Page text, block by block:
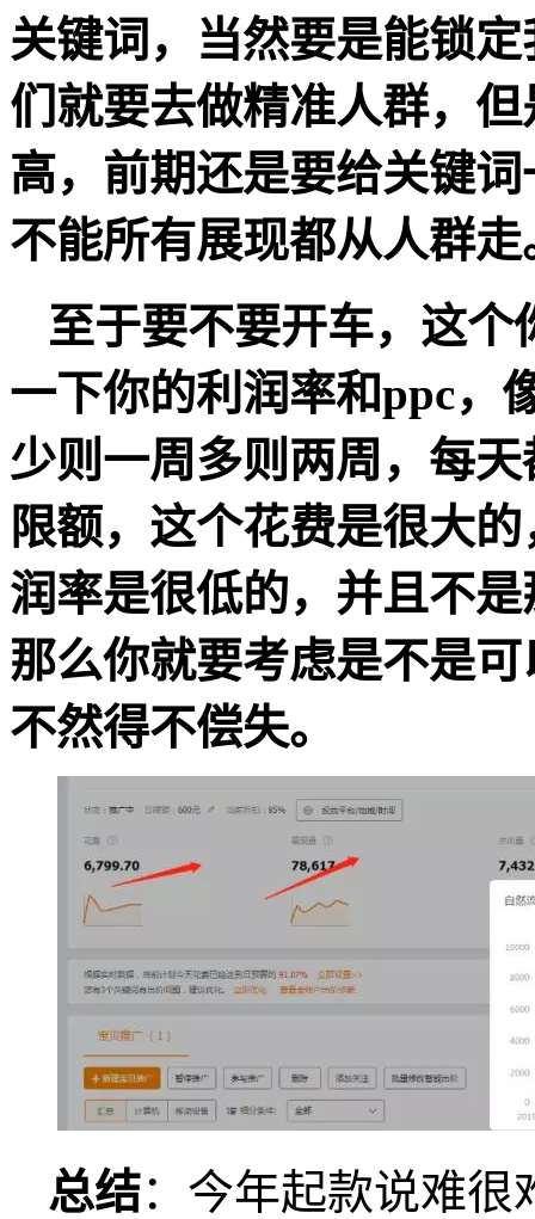
关键词，当然要是能锁
们就要去做精准人群，
高，前期还是要给关键
不能所有展现都从人群走
至于要不要开车，这个
一下你的利润率和ppc，
少则一周多则两周，每
限额，这个花费是很大
润率是很低的，并且不
那么你就要考虑是不是
不然得不偿失。
总结：今年起款说难很